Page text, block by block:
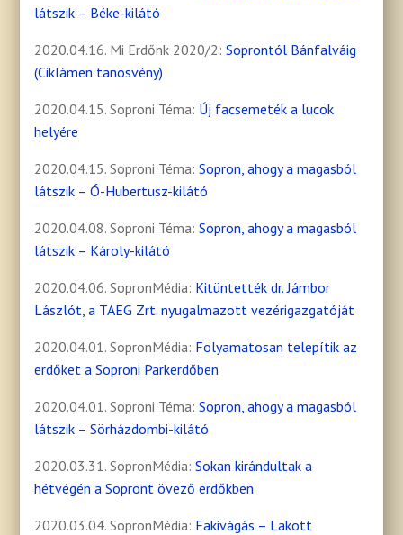
látszik – Béke-kilátó
2020.04.16. Mi Erdőnk 2020/2:Soprontól Bánfalváig
(Ciklámen tanösvény)
2020.04.15. Soproni Téma: Új facsemeték a lucok
helyére
2020.04.15. Soproni Téma:Sopron, ahogy a magasból
látszik – Ó-Hubertusz-kilátó
2020.04.08. Soproni Téma:Sopron, ahogy a magasból
látszik – Károly-kilátó
2020.04.06. SopronMédia: Kitüntették dr. Jámbor
Lászlót, a TAEG Zrt. nyugalmazott vezérigazgatóját
2020.04.01. SopronMédia: Folyamatosan telepítik az
erdőket a Soproni Parkerdőben
2020.04.01. Soproni Téma:Sopron, ahogy a magasból
látszik – Sörházdombi-kilátó
2020.03.31. SopronMédia:Sokan kirándultak a
hétvégén a Sopront övező erdőkben
2020.03.04. SopronMédia: Fakivágás – Lakott